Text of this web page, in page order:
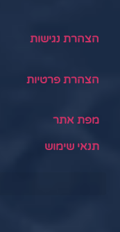
הצהרת נגישות
הצהרת פרטיות
מפת אתר
תנאי שימוש